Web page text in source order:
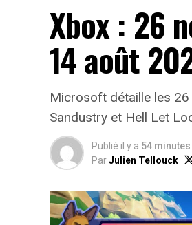
Xbox : 26
14 août
Microsoft détaille les
Sandustry et Hell Let
Publié il y a 54 minutes
ParJulien Tellouck